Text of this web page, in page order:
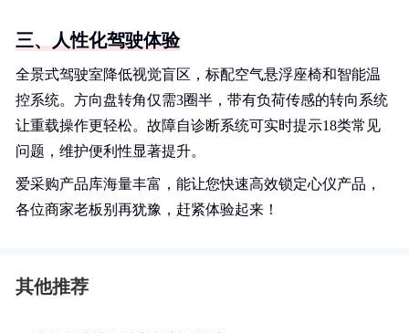
三、人性化驾驶体验
全景式驾驶室降低视觉盲区，标配空气悬浮座椅和智能温
控系统。方向盘转角仅需3圈半，带有负荷传感的转向系统
让重载操作更轻松。故障自诊断系统可实时提示18类常见
问题，维护便利性显著提升。
爱采购产品库海量丰富，能让您快速高效锁定心仪产品，
各位商家老板别再犹豫，赶紧体验起来！
其他推荐